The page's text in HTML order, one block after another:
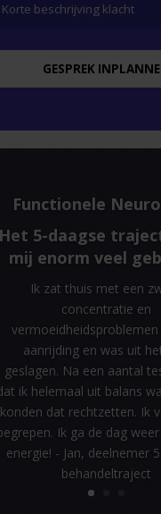
Functionele
Wij willen dat
worden zoals ze
voor het
Soms kunnen mensen
verbetering het leven
zou iedereen aanraden
zorgvraag heeft, in elk
onderzoek of we iets voor
betekenen - Ben,
functionele